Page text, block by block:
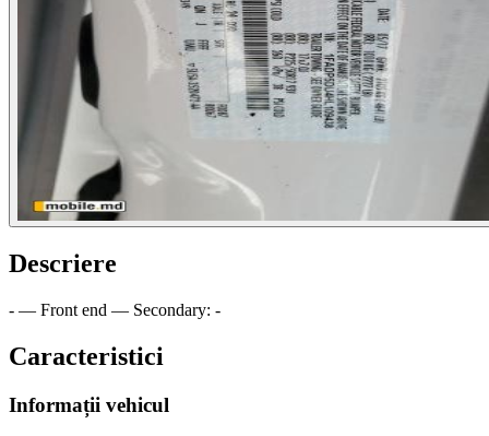
Descriere
- — Front end — Secondary: -
Caracteristici
Informații vehicul